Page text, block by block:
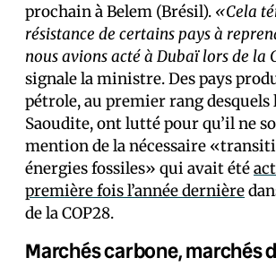
prochain à Belem (Brésil). «Cela
résistance de certains pays à
nous avions acté à Dubaï lors de la
signale la ministre. Des pays
pétrole, au premier rang desquels
Saoudite, ont lutté pour qu’il ne
mention de la nécessaire
énergies fossiles» qui avait été
première fois l’année dernière
de la COP28.
Marchés carbone, marchés